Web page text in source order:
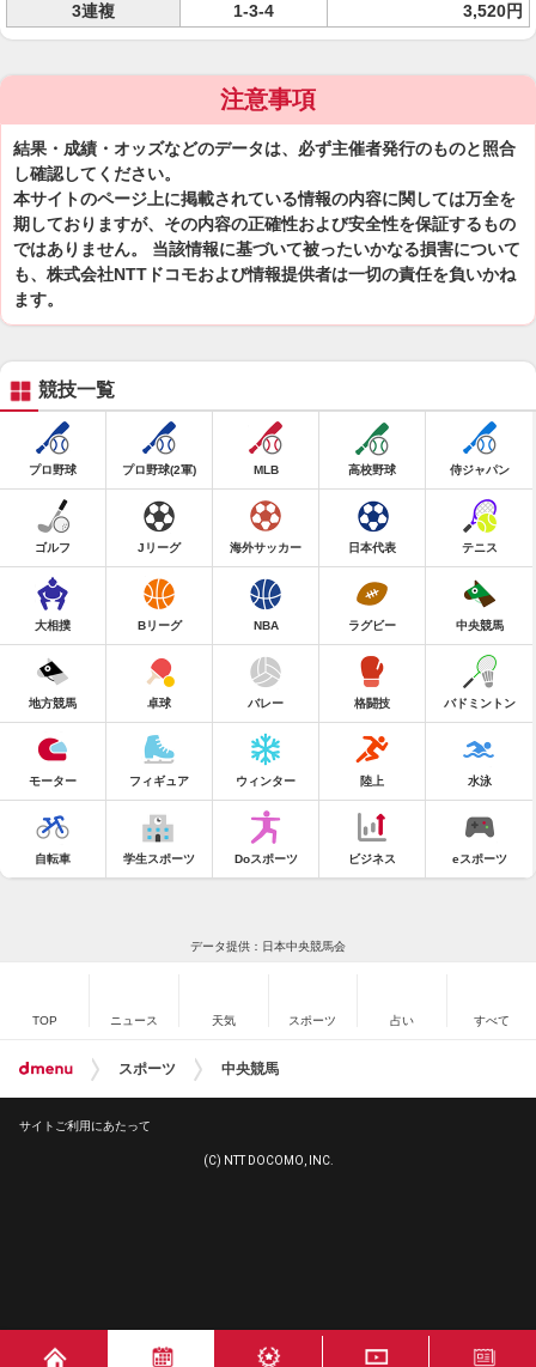
3連複
1-3-4 3,520円
注意事項
結果・成績・オッズなどのデータは、必ず主催者発行のものと照合
し確認してください。
本サイトのページ上に掲載されている情報の内容に関しては万全を
期しておりますが、その内容の正確性および安全性を保証するもの
ではありません。 当該情報に基づいて被ったいかなる損害について
も、株式会社NTTドコモおよび情報提供者は一切の責任を負いかね
ます。
競技一覧
プロ野球 プロ野球(2軍) MLB 高校野球 侍ジャパン
ゴルフ Jリーグ 海外サッカー 日本代表 テニス
大相撲 Bリーグ NBA ラグビー 中央競馬
地方競馬 卓球 バレー 格闘技 バドミントン
モーター フィギュア ウィンター 陸上 水泳
自転車 学生スポーツ Doスポーツ ビジネス eスポーツ
データ提供：日本中央競馬会
TOP ニュース 天気 スポーツ 占い すべて
スポーツ 中央競馬
サイトご利用にあたって
(C) NTT DOCOMO, INC.